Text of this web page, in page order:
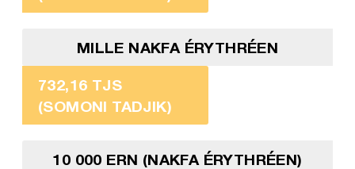
MILLE NAKFA ÉRYTHRÉEN
732,16 TJS
(SOMONI TADJIK)
10 000 ERN (NAKFA ÉRYTHRÉEN)